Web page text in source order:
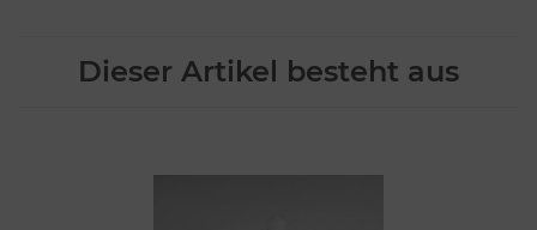
Dieser Artikel besteht aus